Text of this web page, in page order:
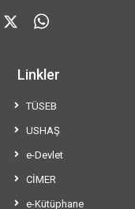
Linkler
TÜSEB
USHAŞ
e-Devlet
CİMER
e-Kütüphane